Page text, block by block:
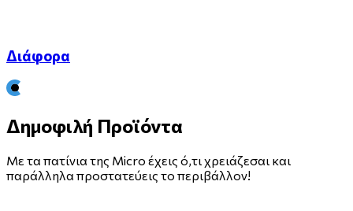
Διάφορα
Δημοφιλή Προϊόντα
Με τα πατίνια της Micro έχεις ό,τι χρειάζεσαι και
παράλληλα προστατεύεις το περιβάλλον!